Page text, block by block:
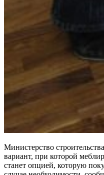
Министерство
вариант, при которой
станет опцией, которую